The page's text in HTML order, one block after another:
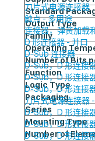
刀片式电源连接器
触点 - 多用途
连接器，弹簧加载
D 形连接器 - 并口
D-Sub 连接器
D-Sub，D 形连接
D-Sub，D 形连接
D-Sub，D 形连接
刀片式电源连接器
D-Sub，D 形连接
D-Sub，D 形连接
D-Sub，D 形连接
Standard
Output Type
Family
Operating
Number of Bits
Function
Logic Type
Packaging
Series
Mounting Type
Number of